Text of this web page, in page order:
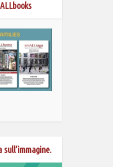
sull’immagine.